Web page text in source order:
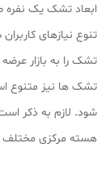
ابعاد تشک یک نفره
تنوع نیازهای
تشک را به بازار
تشک ها نیز متنوع
شود. لازم به ذکر
هسته مرکزی